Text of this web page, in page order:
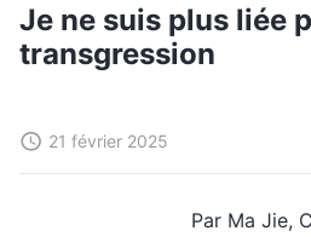
Je ne suis plus liée
transgression
21 février 2025
Par Ma Jie,